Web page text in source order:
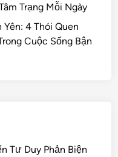
Trạng Mỗi Ngày
4 Thói Quen
Cuộc Sống Bận
Tư Duy Phản Biện